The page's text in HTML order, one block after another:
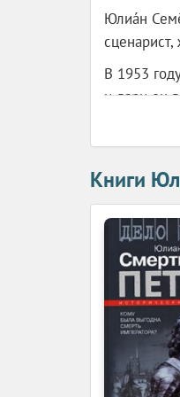
Юлиа́н
В 1953
и дари он
и
Книги